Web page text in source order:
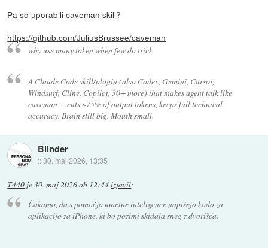
Pa so uporabili caveman skill?
https://github.com/JuliusBrussee/caveman
why use many token when few do trick
A Claude Code skill/plugin (also Codex, Gemini, Cursor,
Windsurf, Cline, Copilot, 30+ more) that makes agent talk like
caveman -- cuts ~75% of output tokens, keeps full technical
accuracy. Brain still big. Mouth small.
Blinder
::30. maj 2026, 13:35
T440 je30. maj 2026 ob 12:44izjavil:
Čakamo, da s pomočjo umetne inteligence napišejo kodo za
aplikacijo za iPhone, ki bo pozimi skidala sneg z dvorišča.